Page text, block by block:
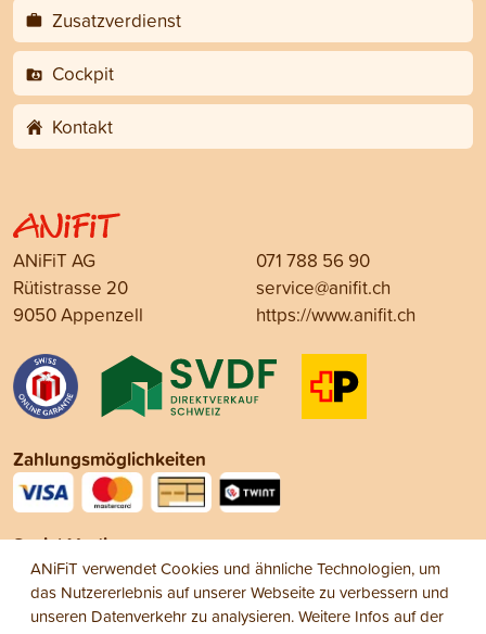
Zusatzverdienst
Cockpit
Kontakt
ANiFiT AG
Rütistrasse 20
9050 Appenzell
071 788 56 90
service@anifit.ch
https://www.anifit.ch
Zahlungsmöglichkeiten
Social Media
ANiFiT verwendet Cookies und ähnliche Technologien, um
das Nutzererlebnis auf unserer Webseite zu verbessern und
unseren Datenverkehr zu analysieren. Weitere Infos auf der